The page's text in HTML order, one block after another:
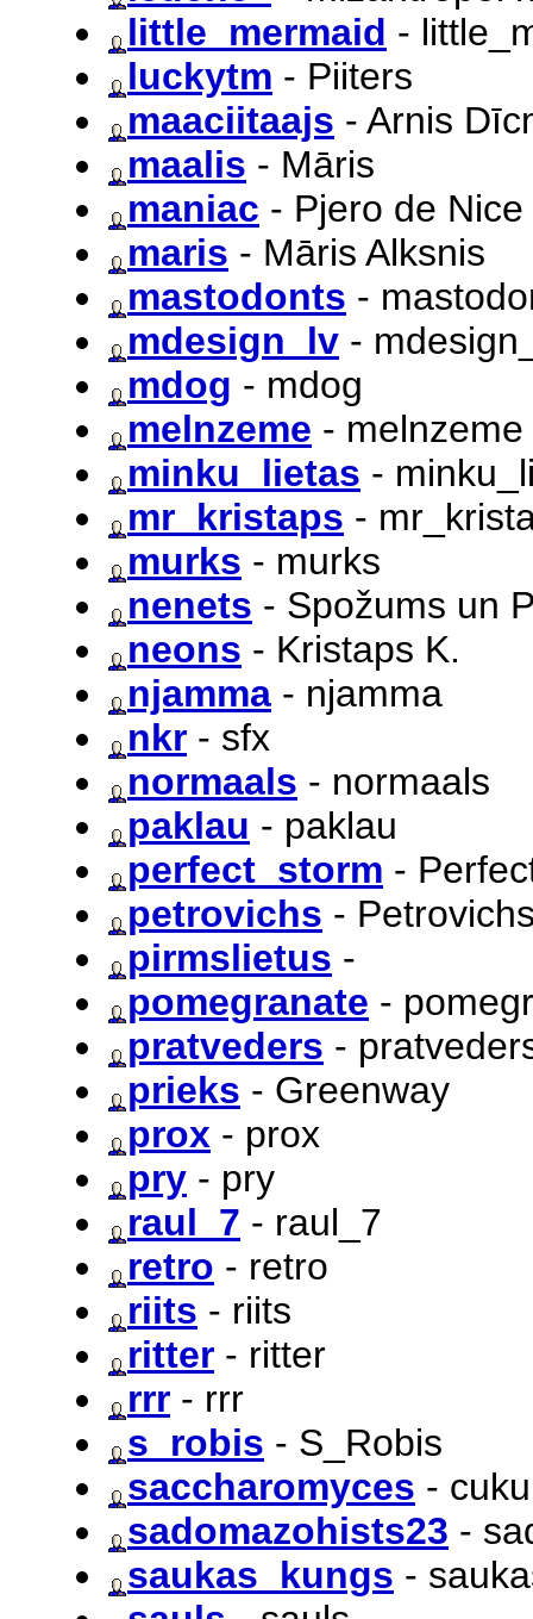
little_mermaid -
luckytm - Piiters
maaciitaajs - Arnis
maalis - Māris
maniac - Pjero de Nice
maris - Māris Alksnis
mastodonts -
mdesign_lv -
mdog - mdog
melnzeme - melnzeme
minku_lietas -
mr_kristaps -
murks - murks
nenets - Spožums un
neons - Kristaps K.
njamma - njamma
nkr - sfx
normaals - normaals
paklau - paklau
perfect_storm -
petrovichs -
pirmslietus -
pomegranate -
pratveders -
prieks - Greenway
prox - prox
pry - pry
raul_7 - raul_7
retro - retro
riits - riits
ritter - ritter
rrr - rrr
s_robis - S_Robis
saccharomyces -
sadomazohists23 -
saukas_kungs -